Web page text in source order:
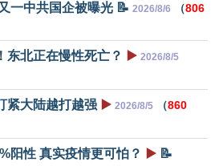
一中共国企被曝光 📝 2026/8/6 （806
东北正在慢性死亡？ ▶️ 2026/8/5
紧大陆越打越强 ▶️ 2026/8/5 （860
阳性 真实疫情更可怕？ ▶️ 📝